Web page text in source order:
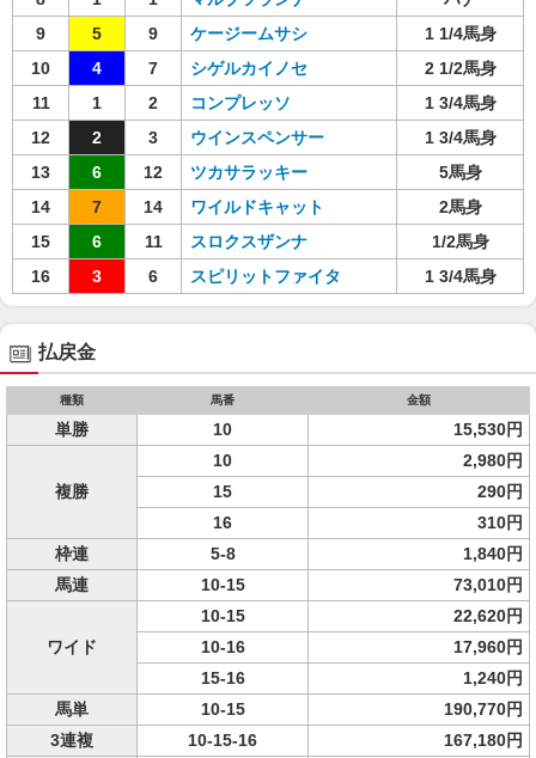
9
5 9 ケージームサシ
1 1/4馬身
10
4 7 シゲルカイノセ
2 1/2馬身
11
1 2 コンプレッソ
1 3/4馬身
12
2 3 ウインスペンサー
1 3/4馬身
13
6 12 ツカサラッキー
5馬身
14
7 14 ワイルドキャット
2馬身
15
6 11 スロクスザンナ
1/2馬身
16
3 6 スピリットファイタ 1 3/4馬身
払戻金
種類 馬番 金額
単勝 10 15,530円
複勝
10
2,980円
15
290円
16
310円
枠連
5-8
1,840円
馬連
10-15 73,010円
ワイド
10-15
22,620円
10-16
17,960円
15-16
1,240円
馬単
10-15
190,770円
3連複
10-15-16
167,180円